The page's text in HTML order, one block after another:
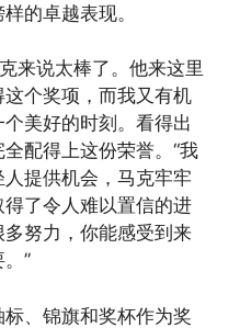
的卓越表现。
来说太棒了。他来这里
个奖项，而我又有机
美好的时刻。看得出
配得上这份荣誉。“我
提供机会，马克牢牢
了令人难以置信的进
努力，你能感受到来
”
、锦旗和奖杯作为奖